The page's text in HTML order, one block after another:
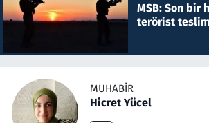
MSB: Son bir
terörist
MUHABIR
Hicret Yücel